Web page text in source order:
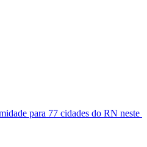
do RN neste sábado
Polícia